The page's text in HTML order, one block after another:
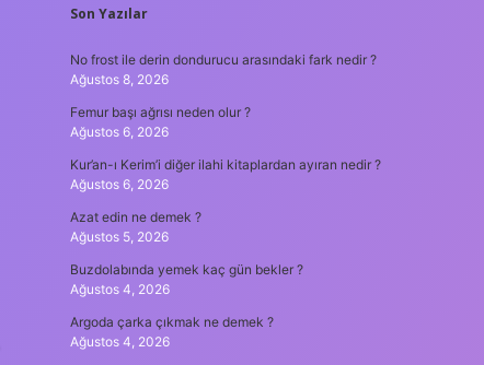
SIDEBAR
Son Yazılar
No frost ile derin dondurucu arasındaki fark nedir ?
Ağustos 8, 2026
Femur başı ağrısı neden olur ?
Ağustos 6, 2026
Kur’an-ı Kerim’i diğer ilahi kitaplardan ayıran nedir ?
Ağustos 6, 2026
Azat edin ne demek ?
Ağustos 5, 2026
Buzdolabında yemek kaç gün bekler ?
Ağustos 4, 2026
Argoda çarka çıkmak ne demek ?
Ağustos 4, 2026